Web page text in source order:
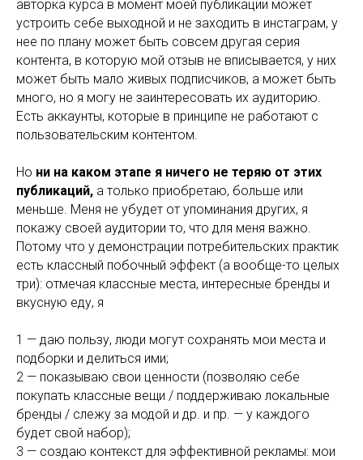
авторка курса в момент моей публикации может
устроить себе выходной и не заходить в инстаграм, у
нее по плану может быть совсем другая серия
контента, в которую мой отзыв не вписывается, у них
может быть мало живых подписчиков, а может быть
много, но я могу не заинтересовать их аудиторию.
Есть аккаунты, которые в принципе не работают с
пользовательским контентом.
Но ни на каком этапе я ничего не теряю от этих
публикаций, а только приобретаю, больше или
меньше. Меня не убудет от упоминания других, я
покажу своей аудитории то, что для меня важно.
Потому что у демонстрации потребительских практик
есть классный побочный эффект (а вообще-то целых
три): отмечая классные места, интересные бренды и
вкусную еду, я
1 — даю пользу, люди могут сохранять мои места и
подборки и делиться ими;
2 — показываю свои ценности (позволяю себе
покупать классные вещи / поддерживаю локальные
бренды / слежу за модой и др. и пр. — у каждого
будет свой набор);
3 — создаю контекст для эффективной рекламы: мои